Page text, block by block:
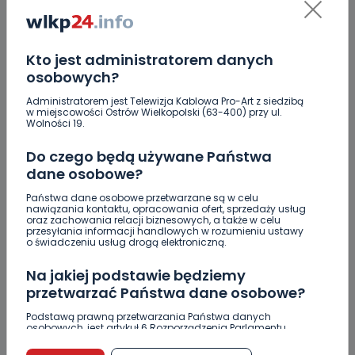
Kto jest administratorem danych
osobowych?
Administratorem jest Telewizja Kablowa Pro-Art z siedzibą
w miejscowości Ostrów Wielkopolski (63-400) przy ul.
Wolności 19.
Do czego będą używane Państwa
dane osobowe?
Państwa dane osobowe przetwarzane są w celu
nawiązania kontaktu, opracowania ofert, sprzedaży usług
oraz zachowania relacji biznesowych, a także w celu
przesyłania informacji handlowych w rozumieniu ustawy
o świadczeniu usług drogą elektroniczną.
Na jakiej podstawie będziemy
przetwarzać Państwa dane osobowe?
Podstawą prawną przetwarzania Państwa danych
osobowych, jest artykuł 6 Rozporządzenia Parlamentu
r. w sprawie ochrony osób fizycznych w związku z
zmianami, co znacznie usprawnia
codzienne funkcjonowanie.
Wspomnieliśmy już o bezpieczeństwie,
iCloud pomaga zabezpieczyć dane w
razie zgubienia, uszkodzenia albo
wymiany urządzenia. Przy zakupie
nowego iPhone’a lub iPada łatwiej
odtworzyć dane i ustawienia. To jedna
z tych funkcji, które docenia się
najbardziej dopiero wtedy, gdy coś